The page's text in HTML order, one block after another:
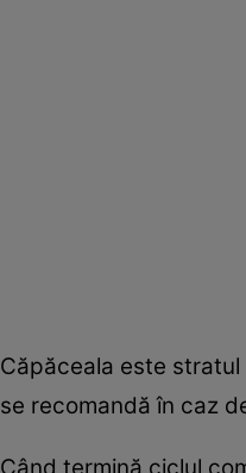
Căpăceala este
se recomandă în caz